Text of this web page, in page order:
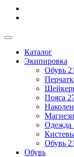
Каталог
Экипировка
Обувь 21
Пояса
Одежда
Обувь 21
Обувь